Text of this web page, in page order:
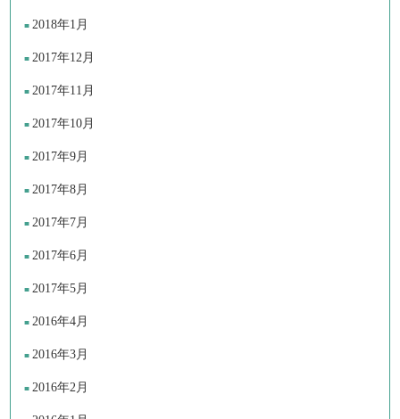
2018年1月
2017年12月
2017年11月
2017年10月
2017年9月
2017年8月
2017年7月
2017年6月
2017年5月
2016年4月
2016年3月
2016年2月